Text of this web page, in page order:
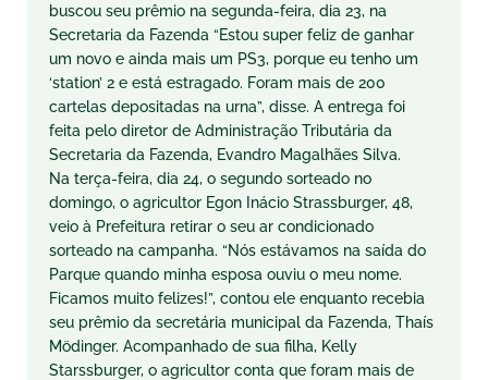
buscou seu prêmio na segunda-feira, dia 23, na
Secretaria da Fazenda “Estou super feliz de ganhar
um novo e ainda mais um PS3, porque eu tenho um
‘station’ 2 e está estragado. Foram mais de 200
cartelas depositadas na urna”, disse. A entrega foi
feita pelo diretor de Administração Tributária da
Secretaria da Fazenda, Evandro Magalhães Silva.
Na terça-feira, dia 24, o segundo sorteado no
domingo, o agricultor Egon Inácio Strassburger, 48,
veio à Prefeitura retirar o seu ar condicionado
sorteado na campanha. “Nós estávamos na saída do
Parque quando minha esposa ouviu o meu nome.
Ficamos muito felizes!”, contou ele enquanto recebia
seu prêmio da secretária municipal da Fazenda, Thaís
Mödinger. Acompanhado de sua filha, Kelly
Starssburger, o agricultor conta que foram mais de